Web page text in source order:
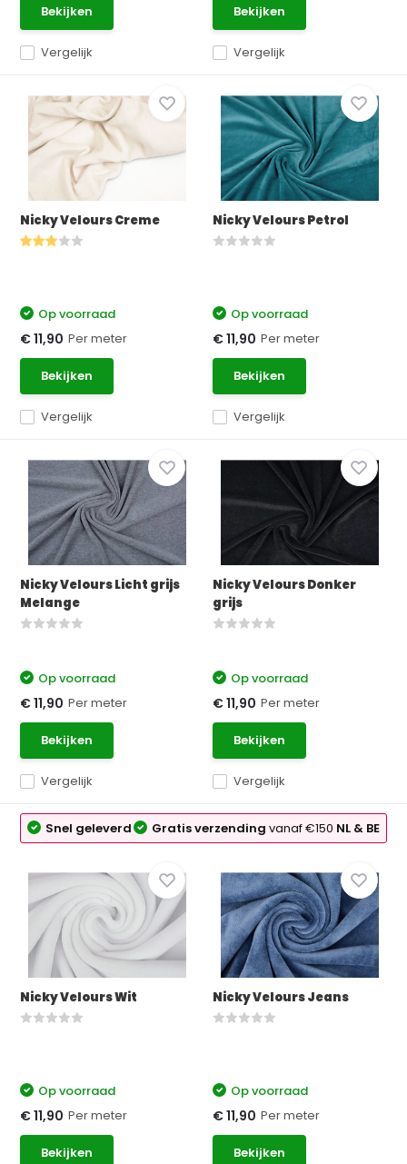
Vergelijk
Bekijken
Vergelijk
Bekijken
Nicky Velours Creme
Vergelijk
Op voorraad
€ 11,90 Per meter
Bekijken
Nicky Velours Petrol
Vergelijk
Op voorraad
€ 11,90 Per meter
Bekijken
Nicky Velours Licht grijs
Melange
Vergelijk
Op voorraad
€ 11,90 Per meter
Bekijken
Nicky Velours Donker
grijs
Vergelijk
Op voorraad
€ 11,90 Per meter
Bekijken
Snel geleverd Gratis verzendingvanaf €150 NL & BE
Nicky Velours Wit
Op voorraad
€ 11,90 Per meter
Bekijken
Nicky Velours Jeans
Op voorraad
€ 11,90 Per meter
Bekijken